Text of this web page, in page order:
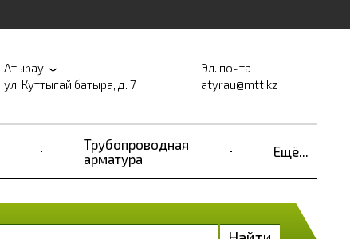
Атырау
ул. Куттыгай батыра, д. 7
Эл. почта
atyrau@mtt.kz
Трубопроводная
арматура
Ещё...